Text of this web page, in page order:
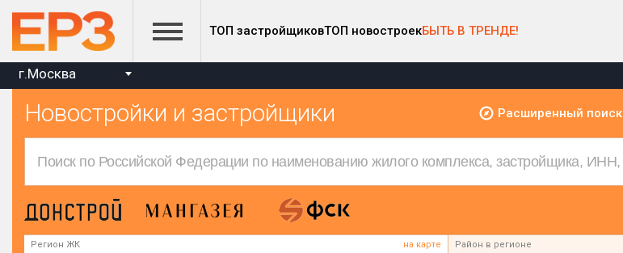
ТОП застройщиковТОП новостроекБЫТЬ В ТРЕНДЕ!
г.Москва
Новостройки и застройщики Расширенный поиск
Регион ЖК на карте Район в регионе